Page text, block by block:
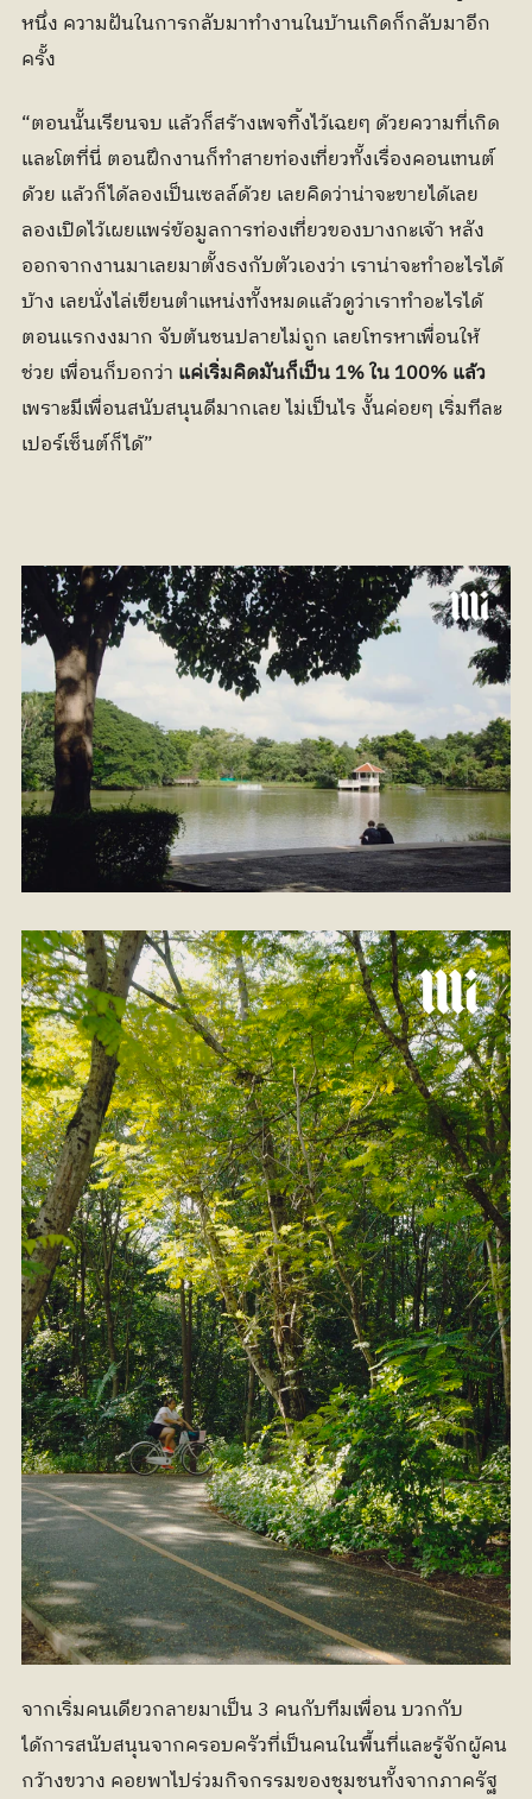
หนึ่ง ความฝันในการกลับมาทำงานในบ้านเกิดก็กลับมาอีก
ครั้ง
“ตอนนั้นเรียนจบ แล้วก็สร้างเพจทิ้งไว้เฉยๆ ด้วยความที่เกิด
และโตที่นี่ ตอนฝึกงานก็ทำสายท่องเที่ยวทั้งเรื่องคอนเทนต์
ด้วย แล้วก็ได้ลองเป็นเซลล์ด้วย เลยคิดว่าน่าจะขายได้เลย
ลองเปิดไว้เผยแพร่ข้อมูลการท่องเที่ยวของบางกะเจ้า หลัง
ออกจากงานมาเลยมาตั้งธงกับตัวเองว่า เราน่าจะทำอะไรได้
บ้าง เลยนั่งไล่เขียนตำแหน่งทั้งหมดแล้วดูว่าเราทำอะไรได้
ตอนแรกงงมาก จับต้นชนปลายไม่ถูก เลยโทรหาเพื่อนให้
ช่วย เพื่อนก็บอกว่า แค่เริ่มคิดมันก็เป็น 1% ใน 100% แล้ว
เพราะมีเพื่อนสนับสนุนดีมากเลย ไม่เป็นไร งั้นค่อยๆ เริ่มทีละ
เปอร์เซ็นต์ก็ได้”
จากเริ่มคนเดียวกลายมาเป็น 3 คนกับทีมเพื่อน บวกกับ
ได้การสนับสนุนจากครอบครัวที่เป็นคนในพื้นที่และรู้จักผู้คน
กว้างขวาง คอยพาไปร่วมกิจกรรมของชุมชนทั้งจากภาครัฐ